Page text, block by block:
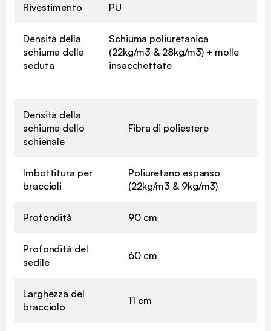
Rivestimento PU
Densità della
schiuma della
seduta
Schiuma poliuretanica
(22kg/m3 & 28kg/m3) + molle
insacchettate
Densità della
schiuma dello
schienale
Fibra di poliestere
Imbottitura per
braccioli
Poliuretano espanso
(22kg/m3 & 9kg/m3)
Profondità 90 cm
Profondità del
sedile
60 cm
Larghezza del
bracciolo
11 cm